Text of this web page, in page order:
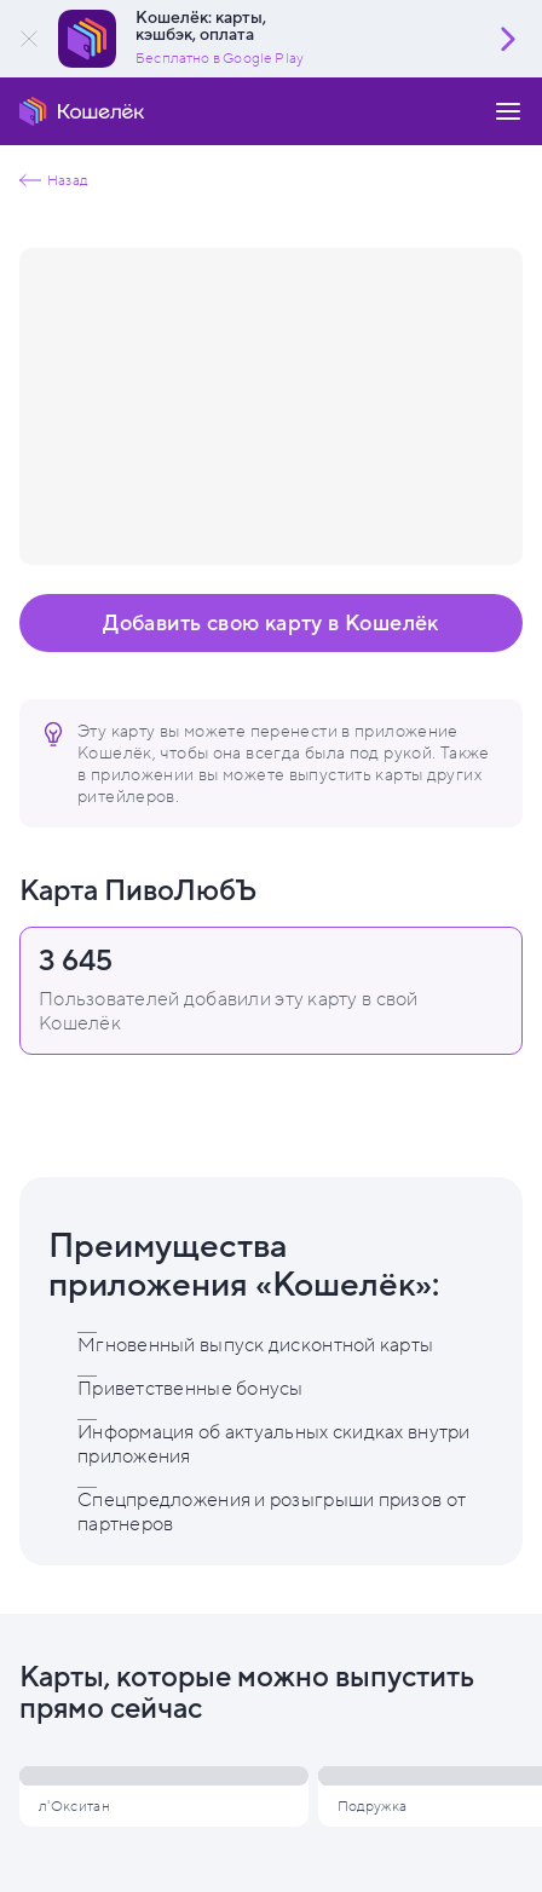
Кошелёк: карты,
кэшбэк, оплата
Бесплатно в Google Play
Назад
Эту карту вы можете перенести в приложение
Кошелёк, чтобы она всегда была под рукой. Также
в приложении вы можете выпустить карты других
ритейлеров.
Добавить свою карту в Кошелёк
Карта ПивоЛюбЪ
3 645
Пользователей добавили эту карту в свой
Кошелёк
Преимущества
приложения «Кошелёк»:
Мгновенный выпуск дисконтной карты
Приветственные бонусы
Информация об актуальных скидках внутри
приложения
Спецпредложения и розыгрыши призов от
партнеров
Карты, которые можно выпустить
прямо сейчас
л'Окситан Подружка